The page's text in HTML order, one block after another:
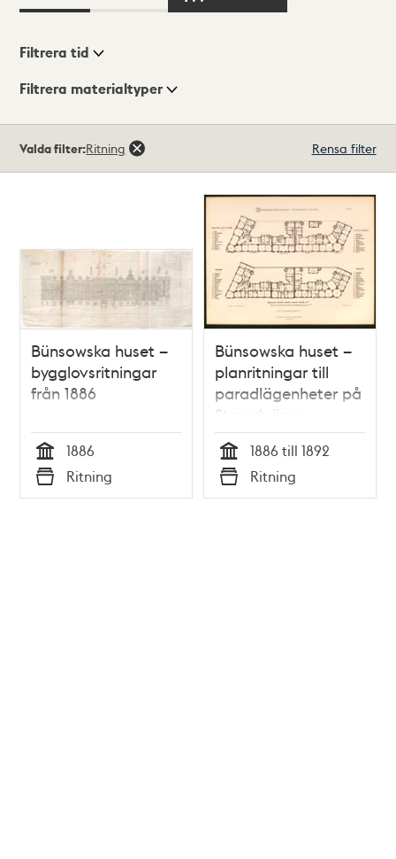
Visningsläge
Filtrera tid
Filtrera materialtyper
träffar
Valda filter:Ritning Rensa filter
Bünsowska huset –
bygglovsritningar
från 1886
Tid
1886
Typ
Ritning
Bünsowska huset –
planritningar till
paradlägenheter på
Strandvägen
Tid
1886 till 1892
Typ
Ritning